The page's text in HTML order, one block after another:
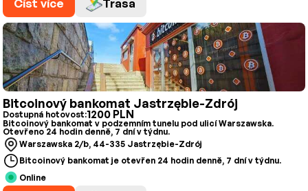
Číst více Trasa
Bitcoinový bankomat Jastrzębie-Zdrój
Dostupná hotovost:1200 PLN
Bitcoinový bankomat v podzemním tunelu pod ulicí Warszawska.
Otevřeno 24 hodin denně, 7 dní v týdnu.
Warszawska 2/b, 44-335 Jastrzębie-Zdrój
Bitcoinový bankomat je otevřen 24 hodin denně, 7 dní v týdnu.
Online